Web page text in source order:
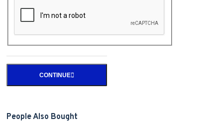
CONTINUE
People Also Bought